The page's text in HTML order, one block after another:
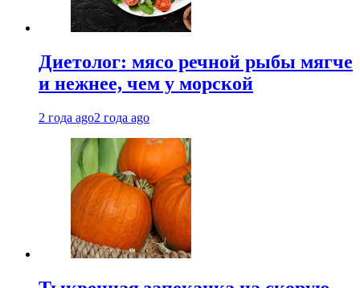
Диетолог: мясо речной рыбы мягче
и нежнее, чем у морской
2 года ago2 года ago